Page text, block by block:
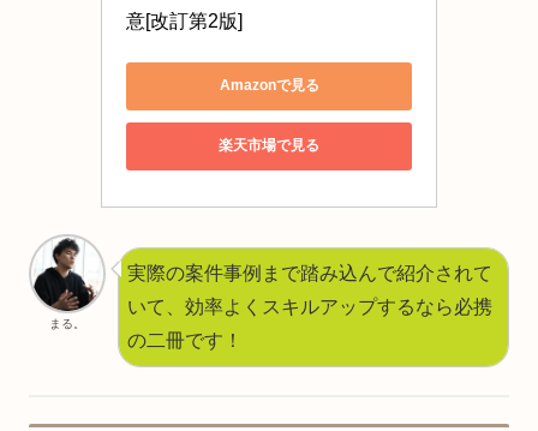
意[改訂第2版]
Amazonで見る
楽天市場で見る
まる。
実際の案件事例まで踏み込んで紹介されて
いて、効率よくスキルアップするなら必携
の二冊です！